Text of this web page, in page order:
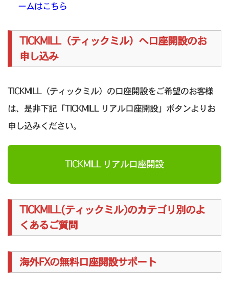
ームはこちら
TICKMILL（ティックミル）へ口座開設のお
申し込み
TICKMILL（ティックミル）の口座開設をご希望のお客様
は、是非下記「TICKMILL リアル口座開設」ボタンよりお
申し込みください。
TICKMILL リアル口座開設
TICKMILL(ティックミル)のカテゴリ別のよ
くあるご質問
海外FXの無料口座開設サポート